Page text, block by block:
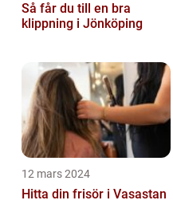
Så får du till en bra
klippning i Jönköping
12 mars 2024
Hitta din frisör i Vasastan